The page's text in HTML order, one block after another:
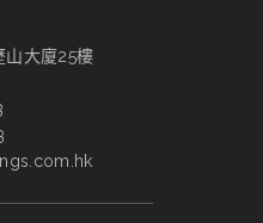
山大廈25樓